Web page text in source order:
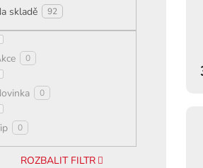
skladě 92
0
0
0
ROZBALIT FILTR